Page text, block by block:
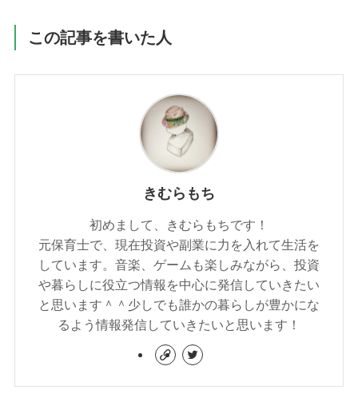
この記事を書いた人
きむらもち
初めまして、きむらもちです！
元保育士で、現在投資や副業に力を入れて生活を
しています。音楽、ゲームも楽しみながら、投資
や暮らしに役立つ情報を中心に発信していきたい
と思います＾＾少しでも誰かの暮らしが豊かにな
るよう情報発信していきたいと思います！